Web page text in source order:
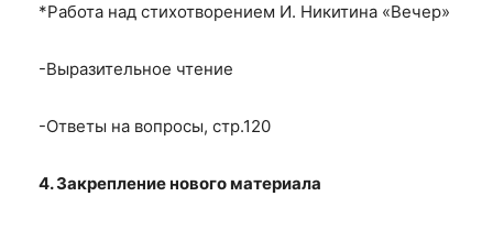
*Работа над стихотворением И. Никитина «Вечер»
-Выразительное чтение
-Ответы на вопросы, стр.120
4. Закрепление нового материала